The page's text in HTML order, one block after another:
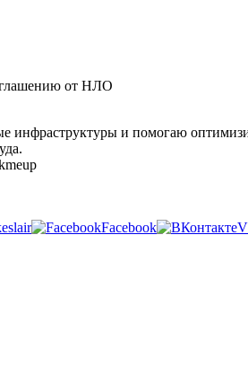
от НЛО
инфраструктуры и помогаю
Facebook